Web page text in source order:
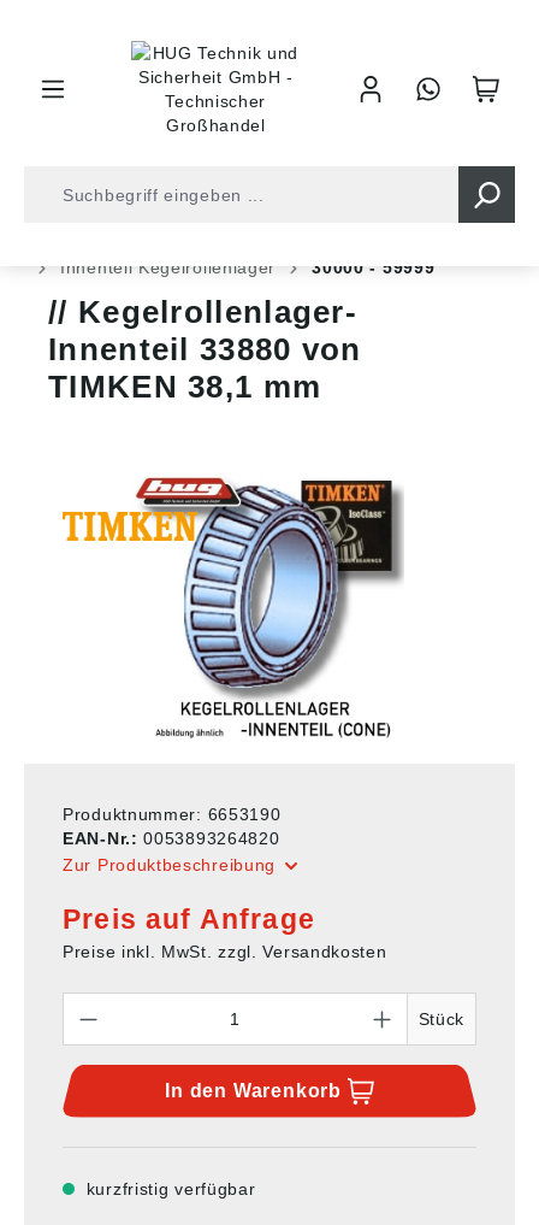
Innenteil Kegelrollenlager
30000 - 59999
Kegelrollenlager-
Innenteil 33880 von
TIMKEN 38,1 mm
Produktnummer: 6653190
EAN-Nr.:0053893264820
Zur Produktbeschreibung
Preis auf Anfrage
Preise inkl. MwSt. zzgl. Versandkosten
Stück
In den Warenkorb
kurzfristig verfügbar